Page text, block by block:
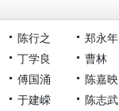
陈行之
郑永年
丁学良
曹林
傅国涌
陈嘉映
于建嵘
陈志武